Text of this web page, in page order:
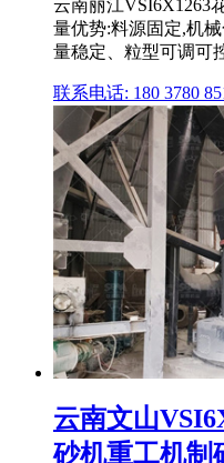
云南丽江VSI6X1263
量优势:料源固定,机
量稳定、粒型可调可
联系电话: 180 3780
云南文山
砂机重工机制